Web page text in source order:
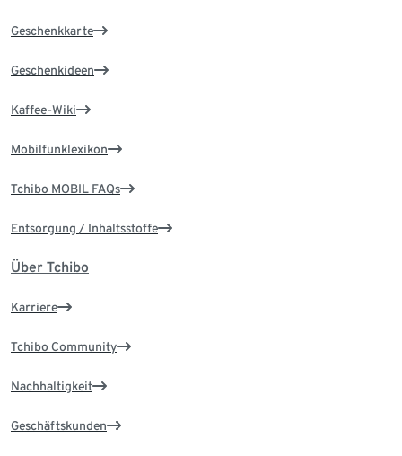
Geschenkkarte
Geschenkideen
Kaffee-Wiki
Mobilfunklexikon
Tchibo MOBIL FAQs
Entsorgung / Inhaltsstoffe
Über Tchibo
Karriere
Tchibo Community
Nachhaltigkeit
Geschäftskunden